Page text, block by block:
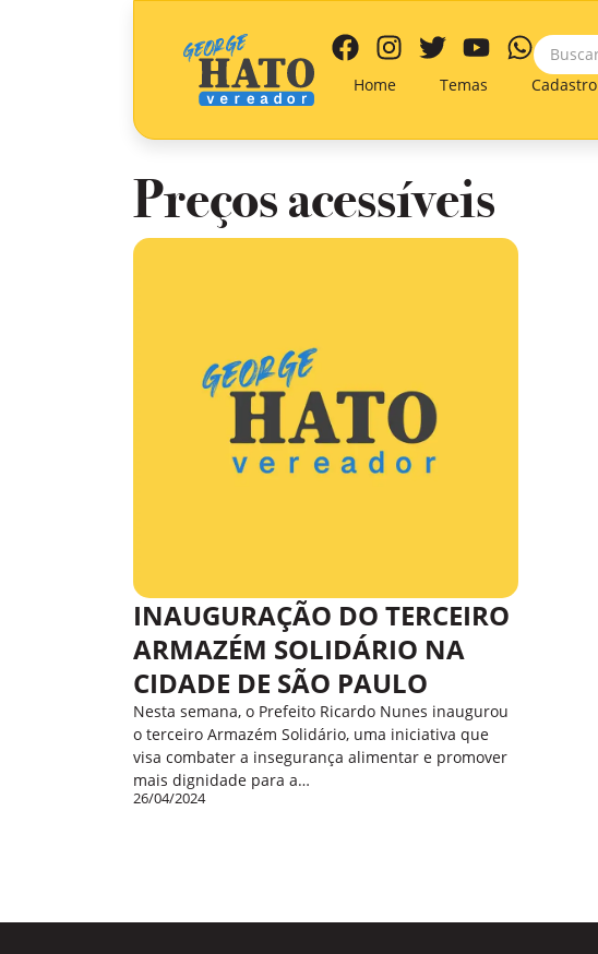
Home Temas Cadastro
Preços acessíveis
INAUGURAÇÃO DO TERCEIRO
ARMAZÉM SOLIDÁRIO NA
CIDADE DE SÃO PAULO
Nesta semana, o Prefeito Ricardo Nunes inaugurou
o terceiro Armazém Solidário, uma iniciativa que
visa combater a insegurança alimentar e promover
mais dignidade para a…
26/04/2024